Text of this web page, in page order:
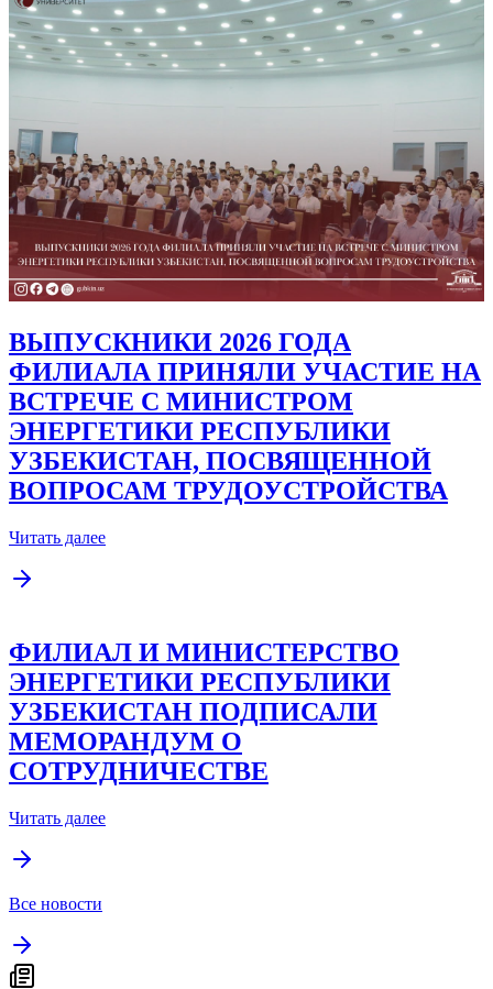
ВЫПУСКНИКИ 2026 ГОДА
ФИЛИАЛА ПРИНЯЛИ УЧАСТИЕ НА
ВСТРЕЧЕ С МИНИСТРОМ
ЭНЕРГЕТИКИ РЕСПУБЛИКИ
УЗБЕКИСТАН, ПОСВЯЩЕННОЙ
ВОПРОСАМ ТРУДОУСТРОЙСТВА
Читать далее
ФИЛИАЛ И МИНИСТЕРСТВО
ЭНЕРГЕТИКИ РЕСПУБЛИКИ
УЗБЕКИСТАН ПОДПИСАЛИ
МЕМОРАНДУМ О
СОТРУДНИЧЕСТВЕ
Читать далее
Все новости